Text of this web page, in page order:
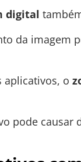
digital
da imagem
aplicativos, o
pode